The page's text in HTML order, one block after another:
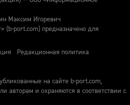
Максим Игоревич
(b-port.com) предназначено для
Редакционная политика
на сайте b-port.com,
авторам и охраняются в соответствии с